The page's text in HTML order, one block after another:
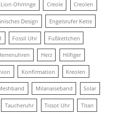
Ohrringe Creole Creolen
Design Engelsrufer Kette
Fossil Uhr Fußkettchen
Herz Hilfiger
Konfirmation Kreolen
Milanaiseband Solar
Taucheruhr Tissot Uhr Titan